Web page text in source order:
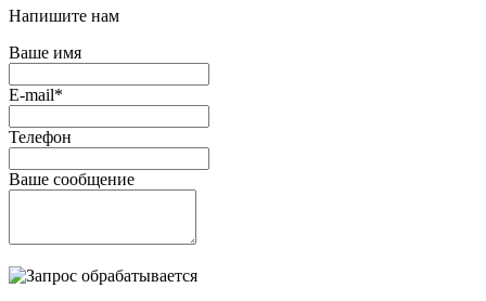
Напишите нам
Ваше имя
E-mail*
Телефон
Ваше сообщение